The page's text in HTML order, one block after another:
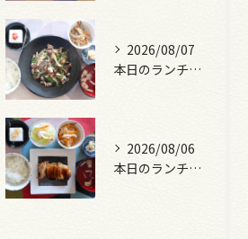
2026/08/07
本日のランチは、黒毛和牛のチャプチェ！
2026/08/06
本日のランチは、照焼きチキン！